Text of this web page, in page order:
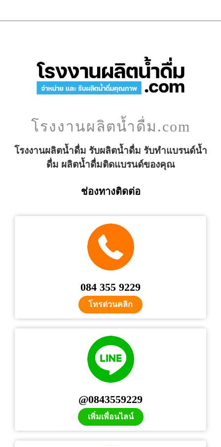
โรงงานผลิตน้ำดื่ม.com
โรงงานผลิตน้ำดื่ม รับผลิตน้ำดื่ม รับทำแบรนด์น้ำ
ดื่ม ผลิตน้ำดื่มติดแบรนด์ของคุณ
ช่องทางติดต่อ
084 355 9229
โทรด่วนคลิก
@0843559229
เพิ่มเพื่อนไลน์